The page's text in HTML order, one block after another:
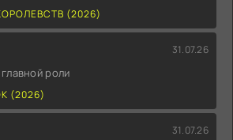
(2026)
31.07.26
роли
(2026)
31.07.26